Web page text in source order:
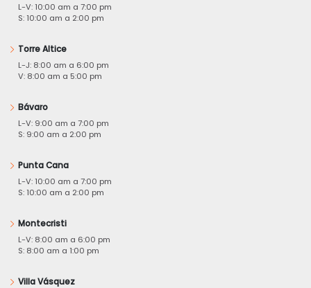
L-V: 10:00 am a 7:00 pm
S: 10:00 am a 2:00 pm
Torre Altice
L-J: 8:00 am a 6:00 pm
V: 8:00 am a 5:00 pm
Bávaro
L-V: 9:00 am a 7:00 pm
S: 9:00 am a 2:00 pm
Punta Cana
L-V: 10:00 am a 7:00 pm
S: 10:00 am a 2:00 pm
Montecristi
L-V: 8:00 am a 6:00 pm
S: 8:00 am a 1:00 pm
Villa Vásquez